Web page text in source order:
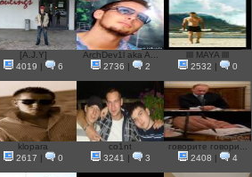
[A.J.Y]
4019
6
ArchDev1l aka A...
2736
2
llll MAYA llll
2532
0
klopara
2617
0
co1nt
3241
3
говорите говори...
2408
4